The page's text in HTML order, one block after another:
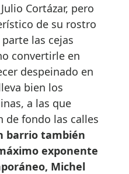
Cortázar, pero
de su rostro
las cejas
convertirle en
despeinado en
bien los
a las que
de fondo las calles
barrio también
exponente
Michel